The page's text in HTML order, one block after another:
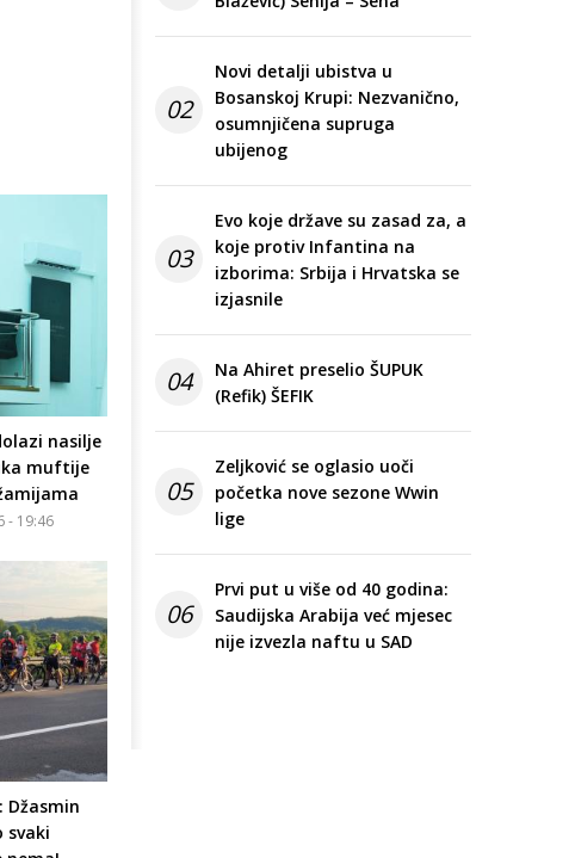
nasilje
muftije
- 19:46
Džasmin
svaki
02
Novi detalji ubistva u
Bosanskoj Krupi: Nezvanično,
osumnjičena supruga
ubijenog
03
Evo koje države su zasad za, a
koje protiv Infantina na
izborima: Srbija i Hrvatska se
izjasnile
04
Na Ahiret preselio ŠUPUK
(Refik) ŠEFIK
05
Zeljković se oglasio uoči
početka nove sezone Wwin
lige
06
Prvi put u više od 40 godina:
Saudijska Arabija već mjesec
nije izvezla naftu u SAD